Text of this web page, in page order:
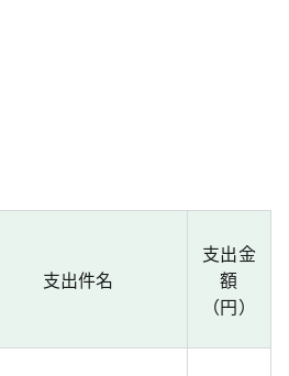
支出件名
支出金
額
（円）